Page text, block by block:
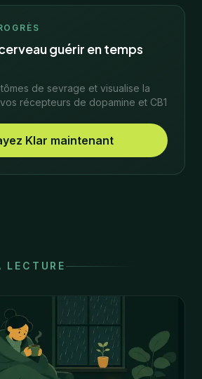
guérir en temps
de sevrage et visualise la
récepteurs de dopamine et CB1
Klar maintenant
LECTURE